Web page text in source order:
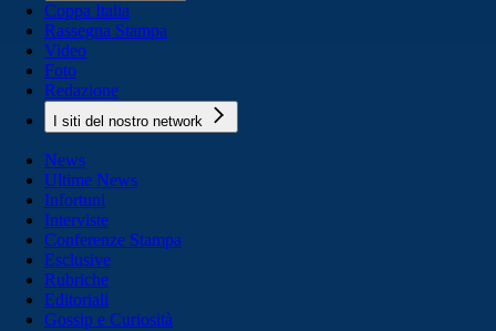
Coppa Italia
Rassegna Stampa
Video
Foto
Redazione
I siti del nostro network
News
Ultime News
Infortuni
Interviste
Conferenze Stampa
Esclusive
Rubriche
Editoriali
Gossip e Curiosità